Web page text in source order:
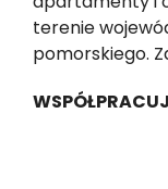
terenie
pomorskiego.